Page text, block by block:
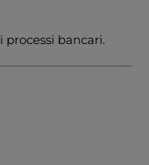
bancari.